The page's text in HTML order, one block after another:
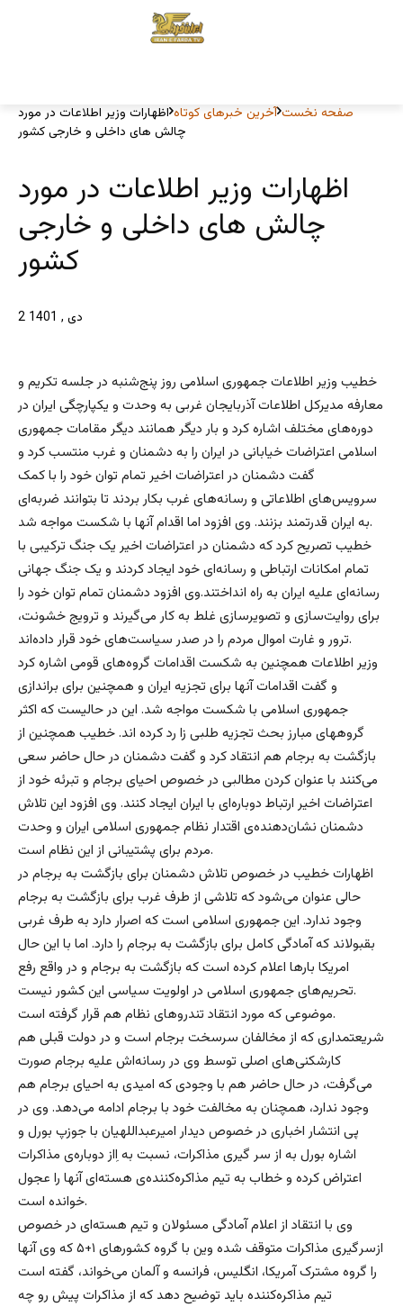
صفحه نخست آخرین خبرهای کوتاه اظهارات وزیر اطلاعات در مورد
چالش های داخلی و خارجی کشور
اظهارات وزیر اطلاعات در مورد
چالش های داخلی و خارجی
کشور
2 دی , 1401
خطیب وزیر اطلاعات جمهوری اسلامی روز پنج‌شنبه در جلسه تکریم و
معارفه مدیرکل اطلاعات آذربایجان غربی به وحدت و یکپارچگی ایران در
دوره‌های مختلف اشاره کرد و بار دیگر همانند دیگر مقامات جمهوری
اسلامی اعتراضات خیابانی در ایران را به دشمنان و غرب منتسب کرد و
گفت دشمنان در اعتراضات اخیر تمام توان خود را با کمک
سرویس‌های اطلاعاتی و رسانه‌های غرب بکار بردند تا بتوانند ضربه‌ای
به ایران قدرتمند بزنند. وی افزود اما اقدام آنها با شکست مواجه شد.
خطیب تصریح کرد که دشمنان در اعتراضات اخیر یک جنگ ترکیبی با
تمام امکانات ارتباطی و رسانه‌ای خود ایجاد کردند و یک جنگ جهانی
رسانه‌ای علیه ایران به راه انداختند.وی افزود دشمنان تمام توان خود را
برای روایت‌سازی و تصویرسازی غلط به کار می‌گیرند و ترویج خشونت،
ترور و غارت اموال مردم را در صدر سیاست‌های خود قرار داده‌اند.
وزیر اطلاعات همچنین به شکست اقدامات گروه‌های قومی اشاره کرد
و گفت اقدامات آنها برای تجزیه ایران و همچنین برای براندازی
جمهوری اسلامی با شکست مواجه شد. این در حالیست که اکثر
گروههای مبارز بحث تجزیه طلبی زا رد کرده اند. خطیب همچنین از
بازگشت به برجام هم انتقاد کرد و گفت دشمنان در حال حاضر سعی
می‌کنند با عنوان کردن مطالبی در خصوص احیای برجام و تبرئه خود از
اعتراضات اخیر ارتباط دوباره‌ای با ایران ایجاد کنند. وی افزود این تلاش
دشمنان نشان‌دهنده‌ی اقتدار نظام جمهوری اسلامی ایران و وحدت
مردم برای پشتیبانی از این نظام است.
اظهارات خطیب در خصوص تلاش دشمنان برای بازگشت به برجام در
حالی عنوان می‌شود که تلاشی از طرف غرب برای بازگشت به برجام
وجود ندارد. این جمهوری اسلامی است که اصرار دارد به طرف غربی
بقبولاند که آمادگی کامل برای بازگشت به برجام را دارد. اما با این حال
امریکا بارها اعلام کرده است که بازگشت به برجام و در واقع رفع
تحریم‌های جمهوری اسلامی در اولویت‌ سیاسی این کشور نیست.
موضوعی که مورد انتقاد تندروهای نظام هم قرار گرفته است.
شریعتمداری که از مخالفان سرسخت برجام است و در دولت قبلی هم
کارشکنی‌های اصلی توسط وی در رسانه‌اش علیه برجام صورت
می‌گرفت، در حال حاضر هم با وجودی که امیدی به احیای برجام هم
وجود ندارد، همچنان به مخالفت خود با برجام ادامه می‌دهد. وی در
پی انتشار اخباری در خصوص دیدار امیرعبداللهیان با جوزپ بورل و
اشاره بورل به از سر گیری مذاکرات،‌ نسبت به اِاز دوباره‌ی مذاکرات
اعتراض کرده و خطاب به تیم مذاکره‌کننده‌ی هسته‌ای آنها را عجول
خوانده است.
وی با انتقاد از اعلام آمادگی مسئولان و تیم هسته‌ای در خصوص
از‌سر‌گیری مذاکرات متوقف شده وین با گروه کشورهای ۱+۵ که وی آنها
را گروه مشترک آمریکا، انگلیس، فرانسه و آلمان‌ می‌خواند، گفته است
تیم مذاکره‌کننده باید توضیح دهد که از مذاکرات پیش رو چه